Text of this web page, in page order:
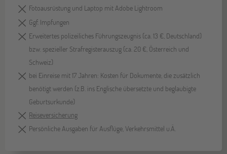
Fotoausrüstung und Laptop mit Adobe Lightroom
Ggf. Impfungen
Erweitertes polizeiliches Führungszeugnis (ca. 13 €, Deutschland)
bzw. spezieller Strafregisterauszug (ca. 20 €, Österreich und
Schweiz)
bei Einreise mit 17 Jahren: Kosten für Dokumente, die zusätzlich
benötigt werden (z.B. ins Englische übersetzte und beglaubigte
Geburtsurkunde)
Reiseversicherung
Persönliche Ausgaben für Ausflüge, Verkehrsmittel u.Ä.